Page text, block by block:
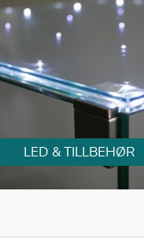
LED & TILLBEHØR